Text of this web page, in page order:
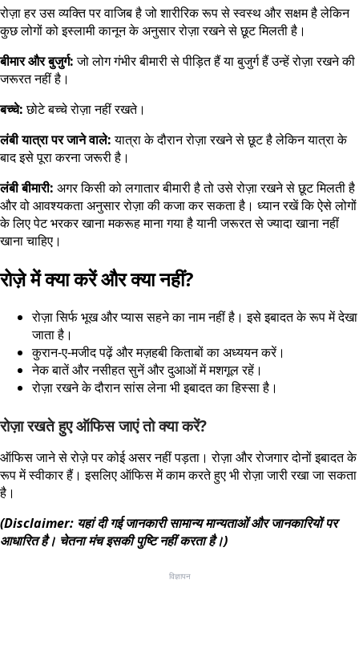
रोज़ा हर उस व्यक्ति पर वाजिब है जो शारीरिक रूप से स्वस्थ और सक्षम है लेकिन
कुछ लोगों को इस्लामी कानून के अनुसार रोज़ा रखने से छूट मिलती है।
बीमार और बुजुर्ग:जो लोग गंभीर बीमारी से पीड़ित हैं या बुजुर्ग हैं उन्हें रोज़ा रखने की
जरूरत नहीं है।
बच्चे:छोटे बच्चे रोज़ा नहीं रखते।
लंबी यात्रा पर जाने वाले:यात्रा के दौरान रोज़ा रखने से छूट है लेकिन यात्रा के
बाद इसे पूरा करना जरूरी है।
लंबी बीमारी: अगर किसी को लगातार बीमारी है तो उसे रोज़ा रखने से छूट मिलती है
और वो आवश्यकता अनुसार रोज़ा की कजा कर सकता है। ध्यान रखें कि ऐसे लोगों
के लिए पेट भरकर खाना मकरूह माना गया है यानी जरूरत से ज्यादा खाना नहीं
खाना चाहिए।
रोज़े में क्या करें और क्या नहीं?
रोज़ा सिर्फ भूख और प्यास सहने का नाम नहीं है। इसे इबादत के रूप में देखा
जाता है।
कुरान-ए-मजीद पढ़ें और मज़हबी किताबों का अध्ययन करें।
नेक बातें और नसीहत सुनें और दुआओं में मशगूल रहें।
रोज़ा रखने के दौरान सांस लेना भी इबादत का हिस्सा है।
रोज़ा रखते हुए ऑफिस जाएं तो क्या करें?
ऑफिस जाने से रोज़े पर कोई असर नहीं पड़ता। रोज़ा और रोजगार दोनों इबादत के
रूप में स्वीकार हैं। इसलिए ऑफिस में काम करते हुए भी रोज़ा जारी रखा जा सकता
है।
(Disclaimer: यहां दी गई जानकारी सामान्य मान्यताओं और जानकारियों पर
आधारित है। चेतना मंच इसकी पुष्टि नहीं करता है।)
विज्ञापन